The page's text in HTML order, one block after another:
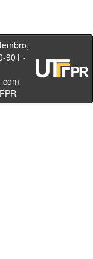
901 -
com